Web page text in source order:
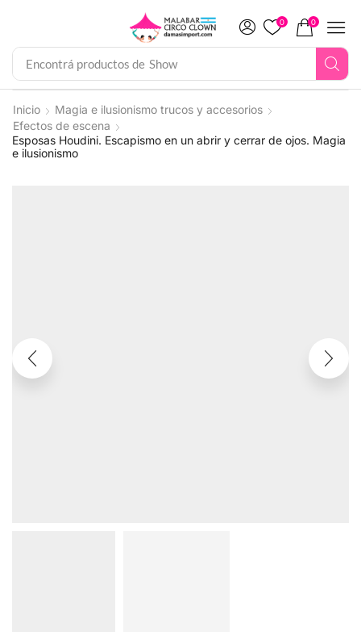
Encontrá productos de Show
0 0
Inicio
Magia e ilusionismo trucos y accesorios
Efectos de escena
Esposas Houdini. Escapismo en un abrir y cerrar de ojos. Magia
e ilusionismo